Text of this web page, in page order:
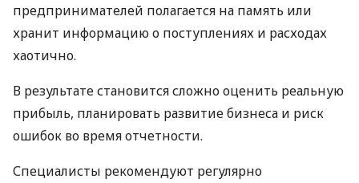
предпринимателей полагается на память или
хранит информацию о поступлениях и расходах
хаотично.
В результате становится сложно оценить реальную
прибыль, планировать развитие бизнеса и риск
ошибок во время отчетности.
Специалисты рекомендуют регулярно